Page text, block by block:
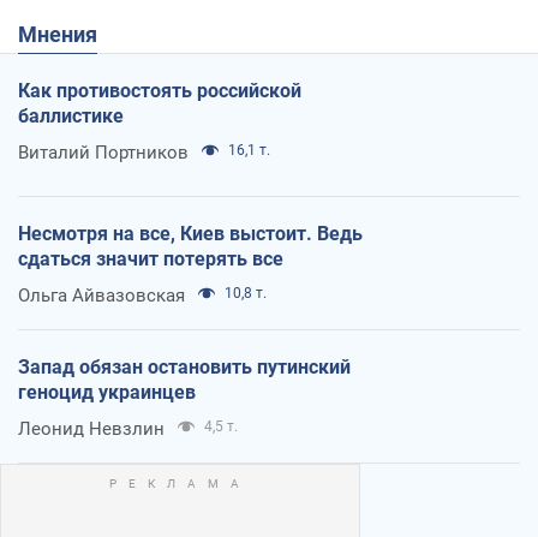
Мнения
Как противостоять российской
баллистике
Виталий Портников 16,1 т.
Несмотря на все, Киев выстоит. Ведь
сдаться значит потерять все
Ольга Айвазовская 10,8 т.
Запад обязан остановить путинский
геноцид украинцев
Леонид Невзлин 4,5 т.